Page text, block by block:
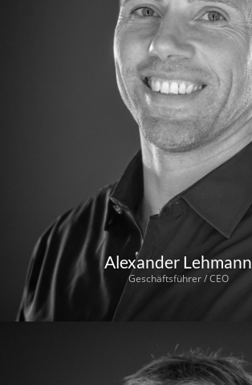
Alexander Lehmann
Geschäftsführer / CEO